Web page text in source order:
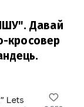
Давай
кросовер